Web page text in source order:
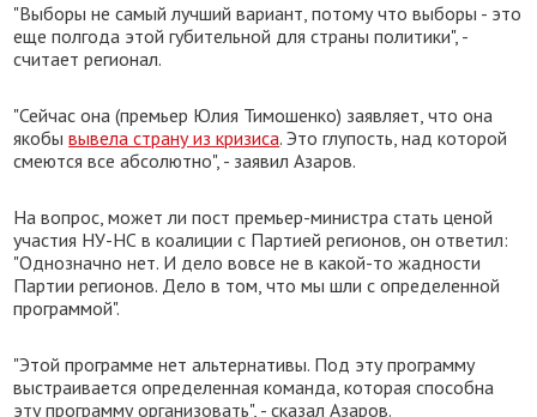
"Выборы не самый лучший вариант, потому что выборы - это
еще полгода этой губительной для страны политики", -
считает регионал.
"Сейчас она (премьер Юлия Тимошенко) заявляет, что она
якобывывела страну из кризиса. Это глупость, над которой
смеются все абсолютно", - заявил Азаров.
На вопрос, может ли пост премьер-министра стать ценой
участия НУ-НС в коалиции с Партией регионов, он ответил:
"Однозначно нет. И дело вовсе не в какой-то жадности
Партии регионов. Дело в том, что мы шли с определенной
программой".
"Этой программе нет альтернативы. Под эту программу
выстраивается определенная команда, которая способна
эту программу организовать", - сказал Азаров.